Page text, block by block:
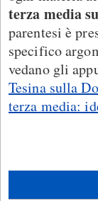
terza media
parentesi è
specifico
vedano gli
Tesina sulla
terza media: